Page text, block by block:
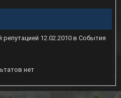
12.02.2010 в События
нет